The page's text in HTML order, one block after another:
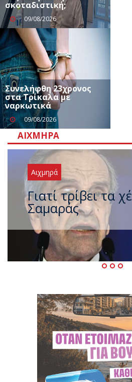
σκοταδιστική;
09/08/2026
Συνελήφθη 23χρονος
στα Τρίκαλα με
ναρκωτικά
09/08/2026
ΑΙΧΜΗΡΆ
Αιχμηρά
Ξαναχτύπησαν